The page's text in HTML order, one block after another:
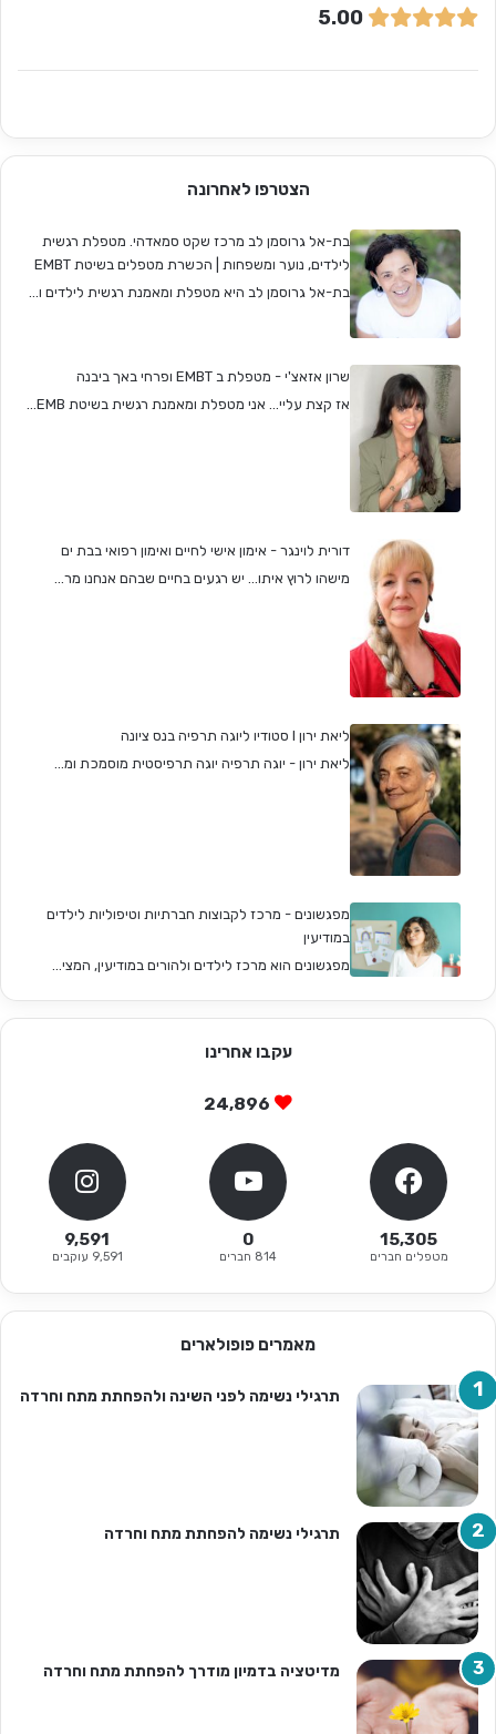
5.00
הצטרפו לאחרונה
בת-אל גרוסמן לב מרכז שקט סמאדהי. מטפלת רגשית
לילדים, נוער ומשפחות | הכשרת מטפלים בשיטת EMBT
בת-אל גרוסמן לב היא מטפלת ומאמנת רגשית לילדים ו...
שרון אזאצ'י - מטפלת ב EMBT ופרחי באך ביבנה
אז קצת עליי... אני מטפלת ומאמנת רגשית בשיטת EMB...
דורית לוינגר - אימון אישי לחיים ואימון רפואי בבת ים
מישהו לרוץ איתו... יש רגעים בחיים שבהם אנחנו מר...
ליאת ירון I סטודיו ליוגה תרפיה בנס ציונה
ליאת ירון - יוגה תרפיה יוגה תרפיסטית מוסמכת ומ...
מפגשונים - מרכז לקבוצות חברתיות וטיפוליות לילדים
במודיעין
מפגשונים הוא מרכז לילדים ולהורים במודיעין, המצי...
עקבו אחרינו
24,896
15,305
מטפלים חברים
0
814 חברים
9,591
9,591 עוקבים
מאמרים פופולארים
תרגילי נשימה לפני השינה ולהפחתת מתח וחרדה
תרגילי נשימה להפחתת מתח וחרדה
מדיטציה בדמיון מודרך להפחתת מתח וחרדה